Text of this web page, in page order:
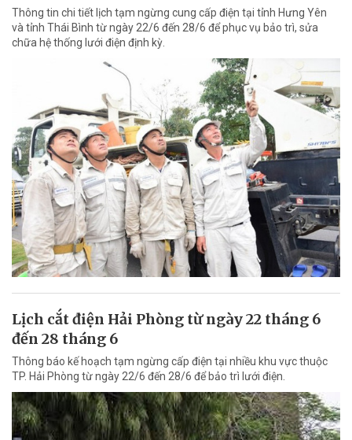
Thông tin chi tiết lịch tạm ngừng cung cấp điện tại tỉnh Hưng Yên
và tỉnh Thái Bình từ ngày 22/6 đến 28/6 để phục vụ bảo trì, sửa
chữa hệ thống lưới điện định kỳ.
Lịch cắt điện Hải Phòng từ ngày 22 tháng 6
đến 28 tháng 6
Thông báo kế hoạch tạm ngừng cấp điện tại nhiều khu vực thuộc
TP. Hải Phòng từ ngày 22/6 đến 28/6 để bảo trì lưới điện.